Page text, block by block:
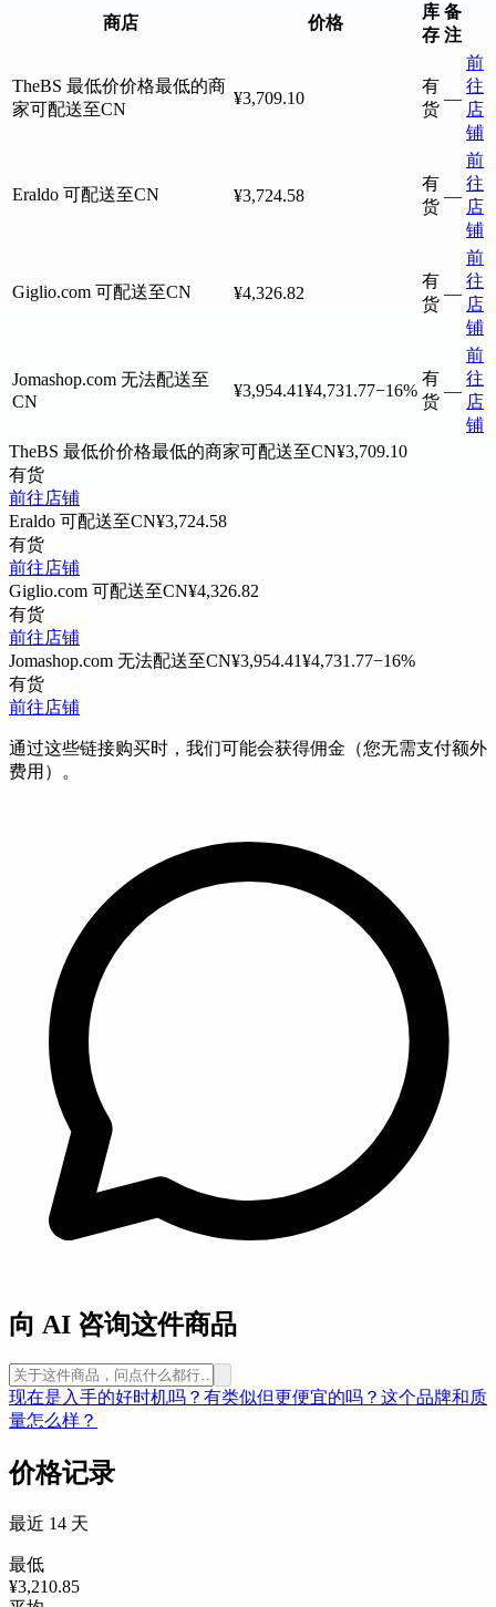
商店
价格
库
存
备
注
TheBS 最低价价格最低的商
家可配送至CN
¥3,709.10
有
货
—
前
往
店
铺
Eraldo 可配送至CN ¥3,724.58
有
货
—
前
往
店
铺
Giglio.com 可配送至CN ¥4,326.82
有
货
—
前
往
店
铺
Jomashop.com 无法配送至
CN
¥3,954.41¥4,731.77−16%
有
货
—
前
往
店
铺
TheBS 最低价价格最低的商家可配送至CN¥3,709.10
有货
前往店铺
Eraldo 可配送至CN¥3,724.58
有货
前往店铺
Giglio.com 可配送至CN¥4,326.82
有货
前往店铺
Jomashop.com 无法配送至CN¥3,954.41¥4,731.77−16%
有货
前往店铺
通过这些链接购买时，我们可能会获得佣金（您无需支付额外
费用）。
向 AI 咨询这件商品
现在是入手的好时机吗？ 有类似但更便宜的吗？ 这个品牌和质
量怎么样？
价格记录
最近 14 天
最低
¥3,210.85